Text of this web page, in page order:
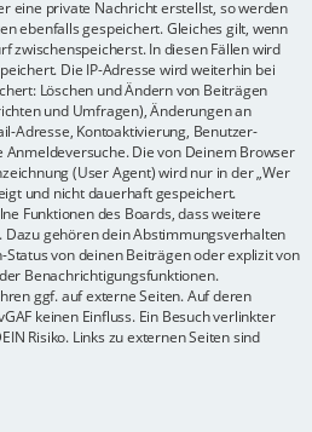
eine private Nachricht erstellst, so werden
ebenfalls gespeichert. Gleiches gilt, wenn
zwischenspeicherst. In diesen Fällen wird
Die IP-Adresse wird weiterhin bei
Löschen und Ändern von Beiträgen
und Umfragen), Änderungen an
Adresse, Kontoaktivierung, Benutzer-
Anmeldeversuche. Die von Deinem Browser
(User Agent) wird nur in der „Wer
und nicht dauerhaft gespeichert.
Funktionen des Boards, dass weitere
gehören dein Abstimmungsverhalten
von deinen Beiträgen oder explizit von
Benachrichtigungsfunktionen.
ggf. auf externe Seiten. Auf deren
keinen Einfluss. Ein Besuch verlinkter
Risiko. Links zu externen Seiten sind